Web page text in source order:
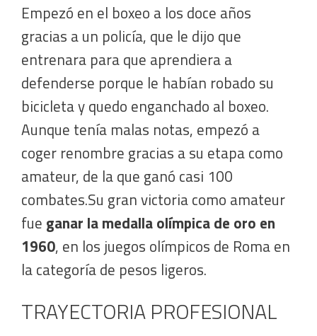
Empezó en el boxeo a los doce años
gracias a un policía, que le dijo que
entrenara para que aprendiera a
defenderse porque le habían robado su
bicicleta y quedo enganchado al boxeo.
Aunque tenía malas notas, empezó a
coger renombre gracias a su etapa como
amateur, de la que ganó casi 100
combates.Su gran victoria como amateur
fue ganar la medalla olímpica de oro en
1960, en los juegos olímpicos de Roma en
la categoría de pesos ligeros.
TRAYECTORIA PROFESIONAL